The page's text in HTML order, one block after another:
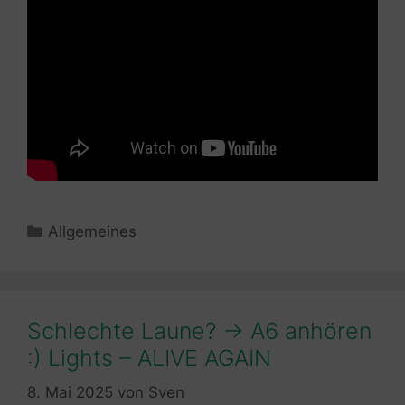
Kategorien
Allgemeines
Schlechte Laune? -> A6 anhören
:) Lights – ALIVE AGAIN
8. Mai 2025 von Sven